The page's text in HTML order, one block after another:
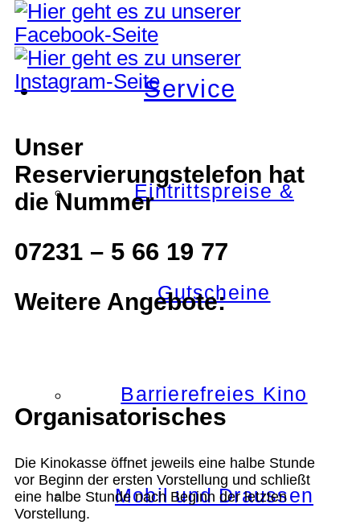
Service
Eintrittspreise &
Gutscheine
Barrierefreies Kino
Mobil und Draussen
Unser
Reservierungstelefon hat
die Nummer
07231 – 5 66 19 77
Weitere Angebote:
Organisatorisches
Die Kinokasse öffnet jeweils eine halbe Stunde
vor Beginn der ersten Vorstellung und schließt
eine halbe Stunde nach Beginn der letzten
Vorstellung.